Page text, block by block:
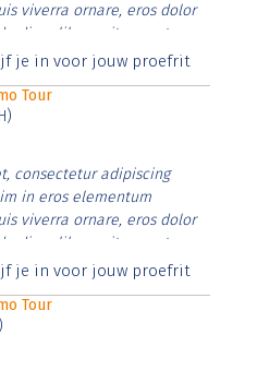
viverra ornare, eros dolor
diam libero vitae erat.
cursus id rutrum lorem
je in voor jouw proefrit
Tour
consectetur adipiscing
in eros elementum
viverra ornare, eros dolor
diam libero vitae erat.
cursus id rutrum lorem
je in voor jouw proefrit
Tour